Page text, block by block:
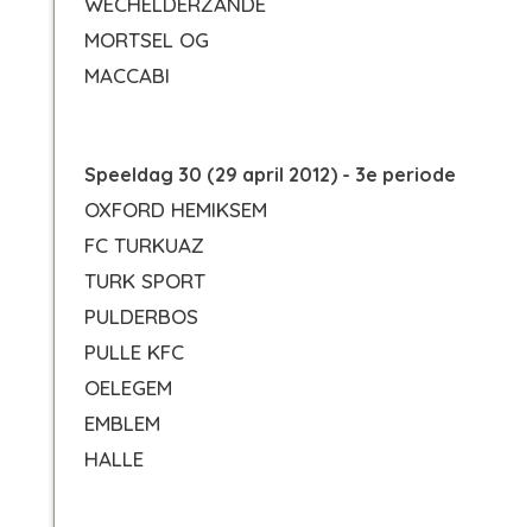
MORTSEL OG
MACCABI
Speeldag 30 (29 april 2012) - 3e periode
OXFORD HEMIKSEM
FC TURKUAZ
TURK SPORT
PULDERBOS
PULLE KFC
OELEGEM
EMBLEM
HALLE